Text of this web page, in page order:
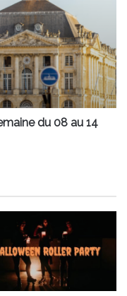
du 08 au 14